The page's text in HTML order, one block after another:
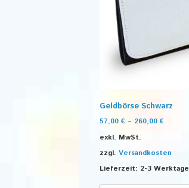
Geldbörse Schwarz
57,00 € – 260,00 €
exkl. MwSt.
zzgl. Versandkosten
Lieferzeit: 2-3 Werktage